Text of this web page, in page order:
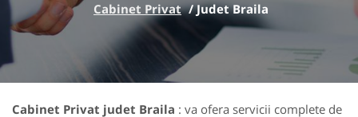
Cabinet Privat /Judet Braila
Cabinet Privat judet Braila : va ofera servicii complete de